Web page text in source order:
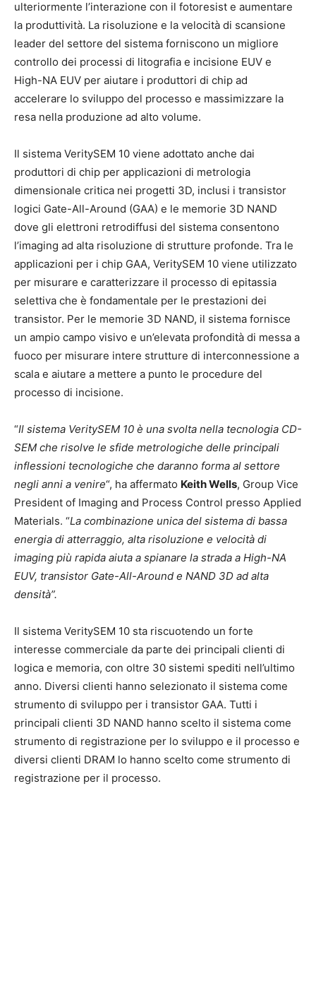
ulteriormente l’interazione con il fotoresist e aumentare
la produttività. La risoluzione e la velocità di scansione
leader del settore del sistema forniscono un migliore
controllo dei processi di litografia e incisione EUV e
High-NA EUV per aiutare i produttori di chip ad
accelerare lo sviluppo del processo e massimizzare la
resa nella produzione ad alto volume.
Il sistema VeritySEM 10 viene adottato anche dai
produttori di chip per applicazioni di metrologia
dimensionale critica nei progetti 3D, inclusi i transistor
logici Gate-All-Around (GAA) e le memorie 3D NAND
dove gli elettroni retrodiffusi del sistema consentono
l’imaging ad alta risoluzione di strutture profonde. Tra le
applicazioni per i chip GAA, VeritySEM 10 viene utilizzato
per misurare e caratterizzare il processo di epitassia
selettiva che è fondamentale per le prestazioni dei
transistor. Per le memorie 3D NAND, il sistema fornisce
un ampio campo visivo e un’elevata profondità di messa a
fuoco per misurare intere strutture di interconnessione a
scala e aiutare a mettere a punto le procedure del
processo di incisione.
“Il sistema VeritySEM 10 è una svolta nella tecnologia CD-
SEM che risolve le sfide metrologiche delle principali
inflessioni tecnologiche che daranno forma al settore
negli anni a venire“, ha affermato Keith Wells, Group Vice
President of Imaging and Process Control presso Applied
Materials. “La combinazione unica del sistema di bassa
energia di atterraggio, alta risoluzione e velocità di
imaging più rapida aiuta a spianare la strada a High-NA
EUV, transistor Gate-All-Around e NAND 3D ad alta
densità”.
Il sistema VeritySEM 10 sta riscuotendo un forte
interesse commerciale da parte dei principali clienti di
logica e memoria, con oltre 30 sistemi spediti nell’ultimo
anno. Diversi clienti hanno selezionato il sistema come
strumento di sviluppo per i transistor GAA. Tutti i
principali clienti 3D NAND hanno scelto il sistema come
strumento di registrazione per lo sviluppo e il processo e
diversi clienti DRAM lo hanno scelto come strumento di
registrazione per il processo.